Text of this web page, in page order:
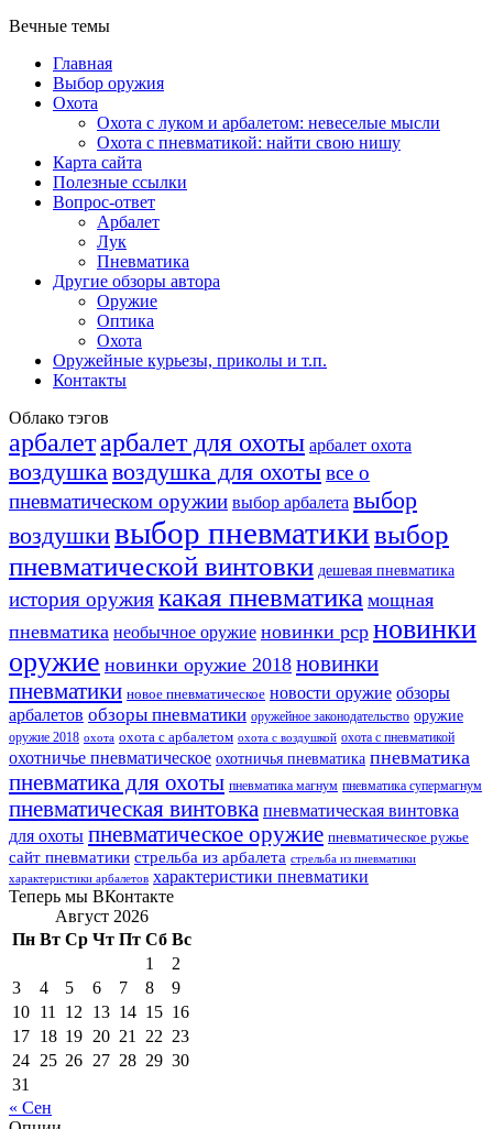
Вечные темы
Главная
Выбор оружия
Охота
Охота с луком и арбалетом: невеселые мысли
Охота с пневматикой: найти свою нишу
Карта сайта
Полезные ссылки
Вопрос-ответ
Арбалет
Лук
Пневматика
Другие обзоры автора
Оружие
Оптика
Охота
Оружейные курьезы, приколы и т.п.
Контакты
Облако тэгов
арбалетарбалет для охоты арбалет охота
воздушкавоздушка для охотывсе о
пневматическом оружии выбор арбалета выбор
воздушкивыбор пневматикивыбор
пневматической винтовки дешевая пневматика
история оружиякакая пневматика мощная
пневматика необычное оружие новинки pcp новинки
оружие новинки оружие 2018 новинки
пневматики новое пневматическое новости оружие обзоры
арбалетов обзоры пневматики оружейное законодательство оружие
оружие 2018 охота охота с арбалетом охота с воздушкой охота с пневматикой
охотничье пневматическое охотничья пневматика пневматика
пневматика для охоты пневматика магнум пневматика супермагнум
пневматическая винтовка пневматическая винтовка
для охоты пневматическое оружие пневматическое ружье
сайт пневматики стрельба из арбалета стрельба из пневматики
характеристики арбалетов характеристики пневматики
Теперь мы ВКонтакте
Август 2026
Пн Вт Ср Чт Пт Сб Вс
1
2
3
4 5 6 7 8
9
10 11 12 13 14 15 16
17 18 19 20 21 22 23
24 25 26 27 28 29 30
31
« Сен